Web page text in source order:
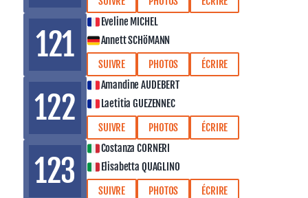
121
Eveline MICHEL
Annett SCHöMANN
SUIVRE
PHOTOS ÉCRIRE
122
Amandine AUDEBERT
Laetitia GUEZENNEC
SUIVRE
PHOTOS ÉCRIRE
123
Costanza CORNERI
Elisabetta QUAGLINO
SUIVRE
PHOTOS ÉCRIRE